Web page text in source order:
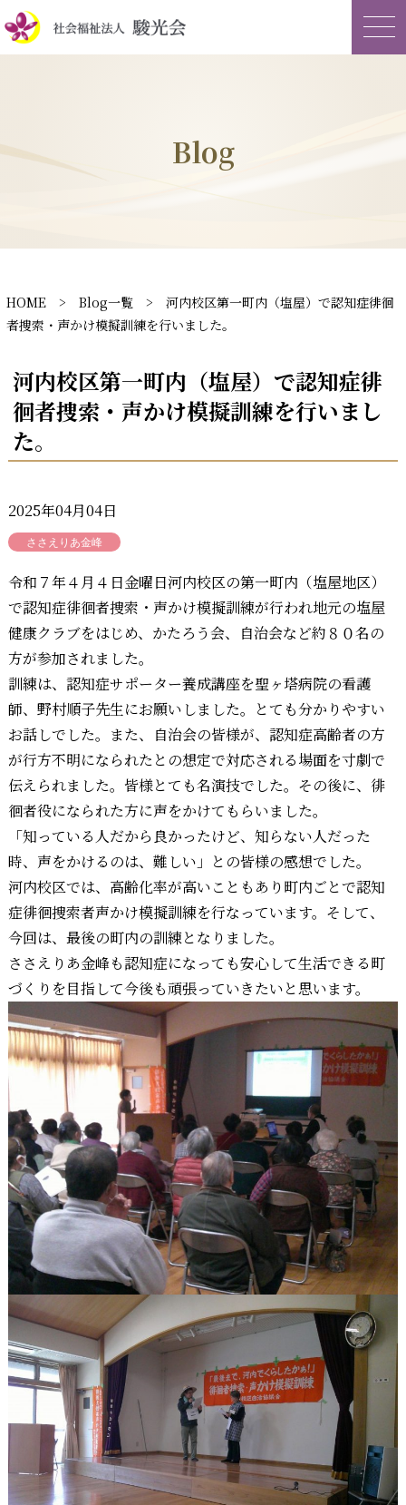
Blog
HOME > Blog一覧 > 河内校区第一町内（塩屋）で認知症徘徊
者捜索・声かけ模擬訓練を行いました。
河内校区第一町内（塩屋）で認知症徘
徊者捜索・声かけ模擬訓練を行いまし
た。
2025年04月04日
ささえりあ金峰
令和７年４月４日金曜日河内校区の第一町内（塩屋地区）
で認知症徘徊者捜索・声かけ模擬訓練が行われ地元の塩屋
健康クラブをはじめ、かたろう会、自治会など約８０名の
方が参加されました。
訓練は、認知症サポーター養成講座を聖ヶ塔病院の看護
師、野村順子先生にお願いしました。とても分かりやすい
お話しでした。また、自治会の皆様が、認知症高齢者の方
が行方不明になられたとの想定で対応される場面を寸劇で
伝えられました。皆様とても名演技でした。その後に、徘
徊者役になられた方に声をかけてもらいました。
「知っている人だから良かったけど、知らない人だった
時、声をかけるのは、難しい」との皆様の感想でした。
河内校区では、高齢化率が高いこともあり町内ごとで認知
症徘徊捜索者声かけ模擬訓練を行なっています。そして、
今回は、最後の町内の訓練となりました。
ささえりあ金峰も認知症になっても安心して生活できる町
づくりを目指して今後も頑張っていきたいと思います。